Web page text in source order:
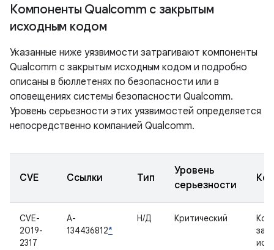
Компоненты Qualcomm с закрытым
исходным кодом
Указанные ниже уязвимости затрагивают компоненты
Qualcomm с закрытым исходным кодом и подробно
описаны в бюллетенях по безопасности или в
оповещениях системы безопасности Qualcomm.
Уровень серьезности этих уязвимостей определяется
непосредственно компанией Qualcomm.
CVE Ссылки Тип
Уровень
серьезности
CVE-
2019-
2317
A-
134436812*
Н/Д Критический